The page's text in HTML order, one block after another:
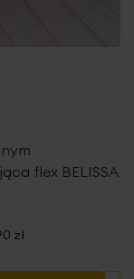
flex BELISSA
zł